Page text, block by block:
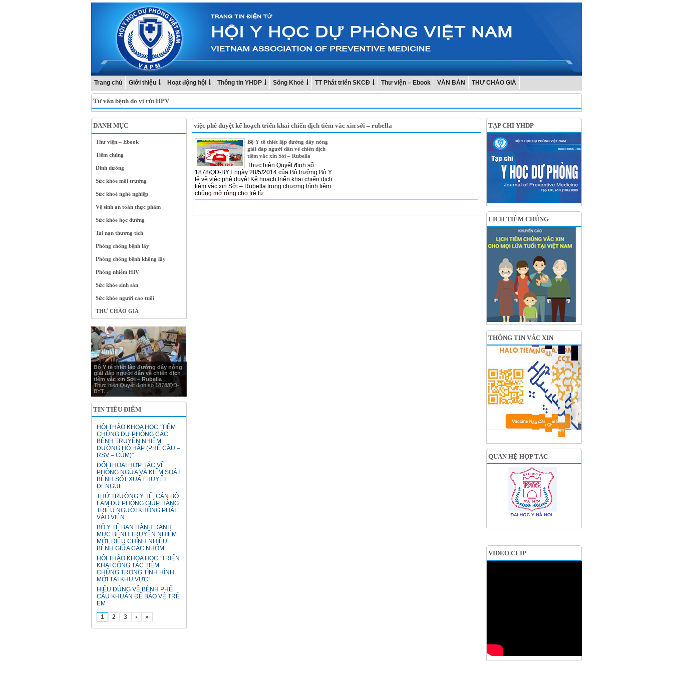
Trang chủ Giới thiệu Hoạt động hội Thông tin YHDP Sống Khoẻ TT Phát triển SKCĐ Thư viện – Ebook VĂN BẢN THƯ CHÀO GIÁ
Tư vấn bệnh do vi rút HPV
DANH MỤC
Thư viện – Ebook
Tiêm chủng
Dinh dưỡng
Sức khỏe môi trường
Sức khoẻ nghề nghiệp
Vệ sinh an toàn thực phẩm
Sức khỏe học đường
Tai nạn thương tích
Phòng chống bệnh lây
Phòng chống bệnh không lây
Phòng nhiễm HIV
Sức khỏe sinh sản
Sức khỏe người cao tuổi
THƯ CHÀO GIÁ
Bộ Y tế thiết lập đường dây nóng
giải đáp người dân về chiến dịch
tiêm vắc xin Sởi – Rubella
Thực hiện Quyết định số 1878/QĐ-
BYT...
TIN TIÊU ĐIỂM
HỘI THẢO KHOA HỌC “TIÊM
CHỦNG DỰ PHÒNG CÁC
BỆNH TRUYỀN NHIỄM
ĐƯỜNG HÔ HẤP (PHẾ CẦU –
RSV – CÚM)”
ĐỐI THOẠI HỢP TÁC VỀ
PHÒNG NGỪA VÀ KIỂM SOÁT
BỆNH SỐT XUẤT HUYẾT
DENGUE
THỨ TRƯỞNG Y TẾ: CÁN BỘ
LÀM DỰ PHÒNG GIÚP HÀNG
TRIỆU NGƯỜI KHÔNG PHẢI
VÀO VIỆN
BỘ Y TẾ BAN HÀNH DANH
MỤC BỆNH TRUYỀN NHIỄM
MỚI, ĐIỀU CHỈNH NHIỀU
BỆNH GIỮA CÁC NHÓM
HỘI THẢO KHOA HỌC “TRIỂN
KHAI CÔNG TÁC TIÊM
CHỦNG TRONG TÌNH HÌNH
MỚI TẠI KHU VỰC”
HIỂU ĐÚNG VỀ BỆNH PHẾ
CẦU KHUẨN ĐỂ BẢO VỆ TRẺ
EM
1
2 3 › »
việc phê duyệt kế hoạch triển khai chiến dịch tiêm vắc xin sởi – rubella
Bộ Y tế thiết lập đường dây nóng
giải đáp người dân về chiến dịch
tiêm vắc xin Sởi – Rubella
Thực hiện Quyết định số
1878/QĐ-BYT ngày 28/5/2014 của Bộ trưởng Bộ Y
tế về việc phê duyệt Kế hoạch triển khai chiến dịch
tiêm vắc xin Sởi – Rubella trong chương trình tiêm
chủng mở rộng cho trẻ từ...
TẠP CHÍ YHDP
LỊCH TIÊM CHỦNG
THÔNG TIN VẮC XIN
QUAN HỆ HỢP TÁC
VIDEO CLIP